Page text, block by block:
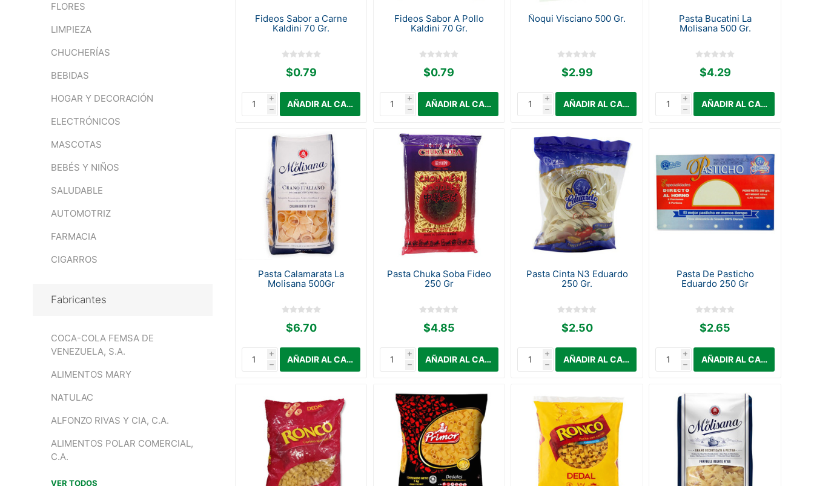
Fideos Sabor a Carne
Kaldini 70 Gr.
$0.79
i
h
Fideos Sabor A Pollo
Kaldini 70 Gr.
$0.79
i
h
Ñoqui Visciano 500 Gr.
$2.99
i
h
Pasta Bucatini La
Molisana 500 Gr.
$4.29
i
h
Pasta Calamarata La
Molisana 500Gr
$6.70
i
h
Pasta Chuka Soba Fideo
250 Gr
$4.85
i
h
Pasta Cinta N3 Eduardo
250 Gr.
$2.50
i
h
Pasta De Pasticho
Eduardo 250 Gr
$2.65
i
h
FLORES
LIMPIEZA
CHUCHERÍAS
BEBIDAS
HOGAR Y DECORACIÓN
ELECTRÓNICOS
MASCOTAS
BEBÉS Y NIÑOS
SALUDABLE
AUTOMOTRIZ
FARMACIA
CIGARROS
Fabricantes
COCA-COLA FEMSA DE
VENEZUELA, S.A.
ALIMENTOS MARY
NATULAC
ALFONZO RIVAS Y CIA, C.A.
ALIMENTOS POLAR COMERCIAL,
C.A.
VER TODOS